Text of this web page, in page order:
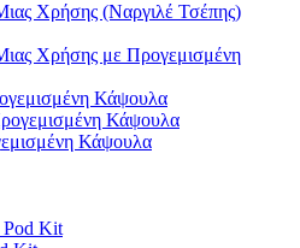
Χρήσης (Ναργιλέ Τσέπης)
Χρήσης με Προγεμισμένη
Κάψουλα
Κάψουλα
Κάψουλα
Pod Kit